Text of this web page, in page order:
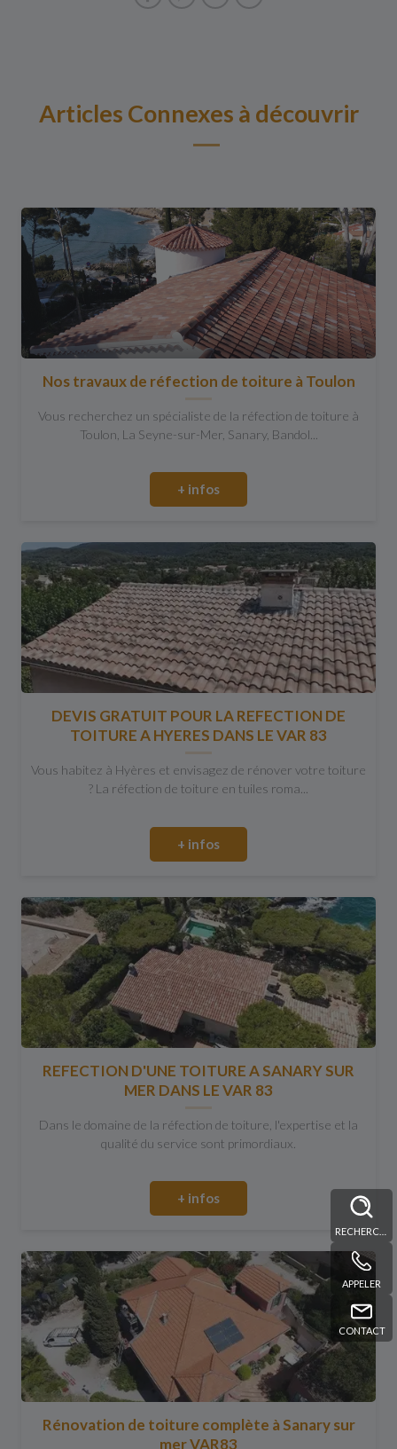
APPELER
CONTACT
Articles Connexes à découvrir
Nos travaux de réfection de toiture à Toulon
Vous recherchez un spécialiste de la réfection de toiture à
Toulon, La Seyne-sur-Mer, Sanary, Bandol...
+ infos
DEVIS GRATUIT POUR LA REFECTION DE
TOITURE A HYERES DANS LE VAR 83
Vous habitez à Hyères et envisagez de rénover votre toiture
? La réfection de toiture en tuiles roma...
+ infos
REFECTION D'UNE TOITURE A SANARY SUR
MER DANS LE VAR 83
Dans le domaine de la réfection de toiture, l'expertise et la
qualité du service sont primordiaux.
+ infos
Rénovation de toiture complète à Sanary sur
mer VAR83